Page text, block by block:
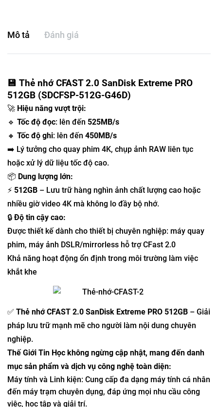
Mô tả Đánh giá
💾 Thẻ nhớ CFAST 2.0 SanDisk Extreme PRO
512GB (SDCFSP-512G-G46D)
🚀 Hiệu năng vượt trội:
🔹 Tốc độ đọc: lên đến 525MB/s
🔸 Tốc độ ghi: lên đến 450MB/s
➡️ Lý tưởng cho quay phim 4K, chụp ảnh RAW liên tục
hoặc xử lý dữ liệu tốc độ cao.
📦 Dung lượng lớn:
⚡ 512GB – Lưu trữ hàng nghìn ảnh chất lượng cao hoặc
nhiều giờ video 4K mà không lo đầy bộ nhớ.
🔒Độ tin cậy cao:
Được thiết kế dành cho thiết bị chuyên nghiệp: máy quay
phim, máy ảnh DSLR/mirrorless hỗ trợ CFast 2.0
Khả năng hoạt động ổn định trong môi trường làm việc
khắt khe
✅ Thẻ nhớ CFAST 2.0 SanDisk Extreme PRO 512GB – Giải
pháp lưu trữ mạnh mẽ cho người làm nội dung chuyên
nghiệp.
Thế Giới Tin Học không ngừng cập nhật, mang đến danh
mục sản phẩm và dịch vụ công nghệ toàn diện:
Máy tính và Linh kiện: Cung cấp đa dạng máy tính cá nhân
đến máy trạm chuyên dụng, đáp ứng mọi nhu cầu công
việc, học tập và giải trí.